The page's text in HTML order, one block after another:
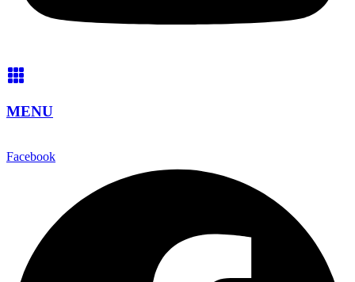
MENU
Facebook